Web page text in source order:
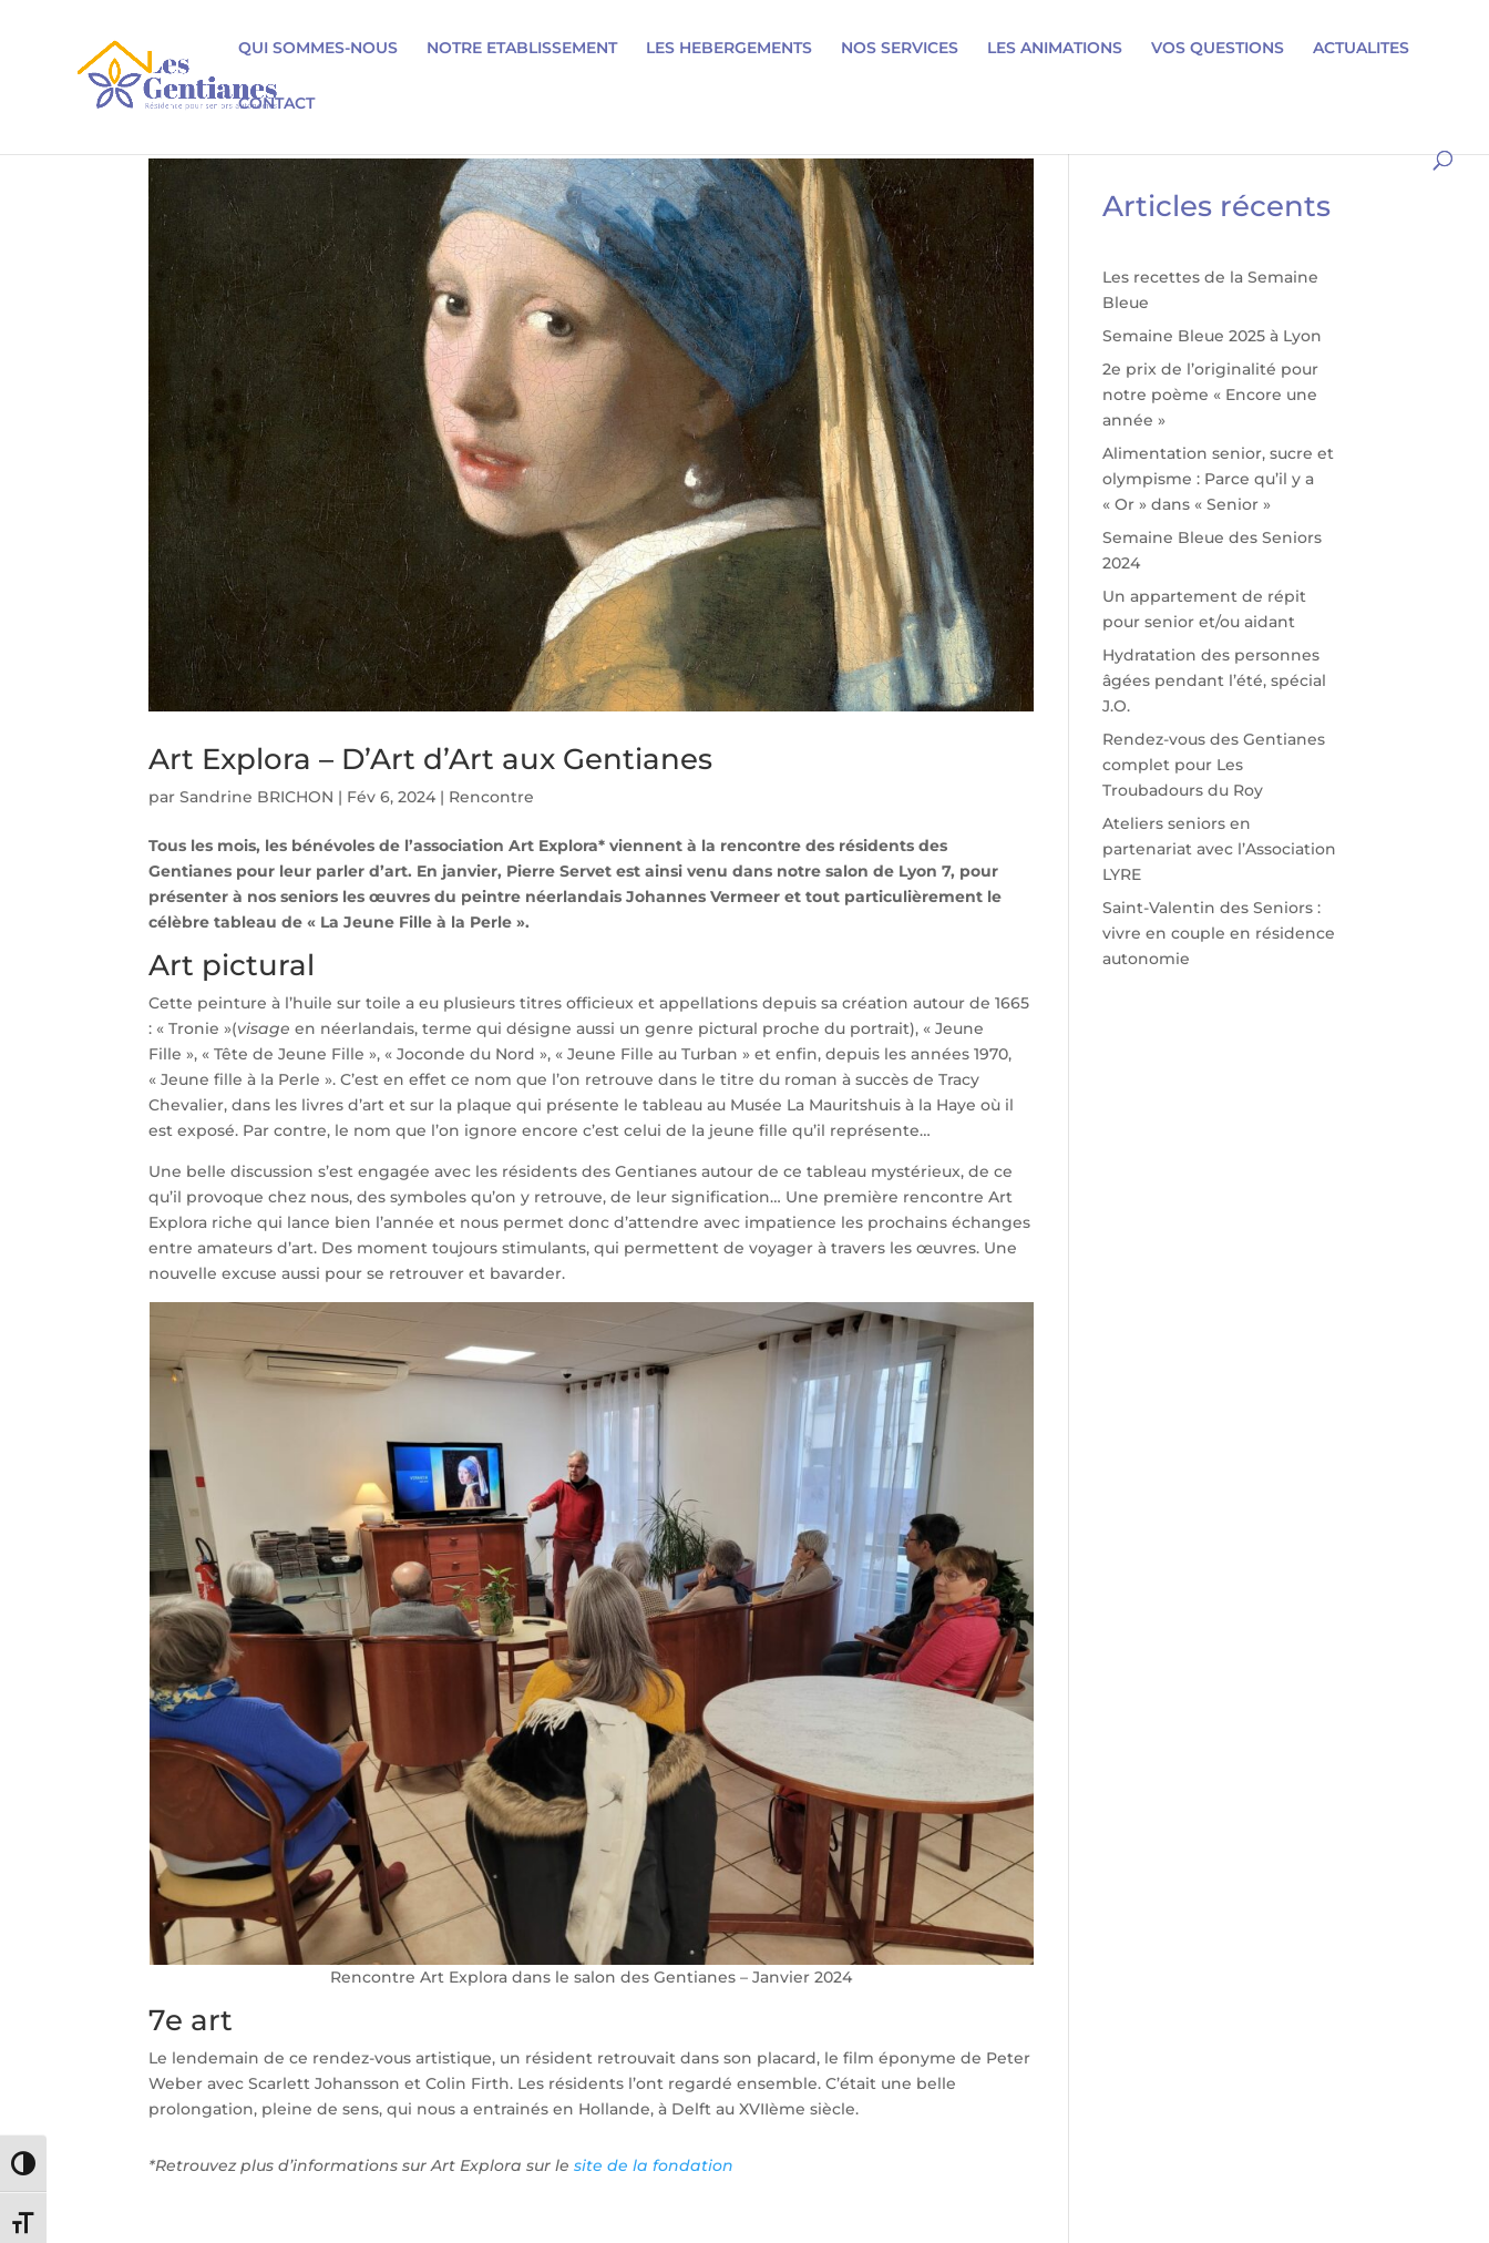
Passer en contraste élevé
Changer la taille de la police
QUI SOMMES-NOUS NOTRE ETABLISSEMENT LES HEBERGEMENTS NOS SERVICES LES ANIMATIONS VOS QUESTIONS ACTUALITES
CONTACT
Art Explora – D’Art d’Art aux Gentianes
parSandrine BRICHON | Fév 6, 2024 | Rencontre
Tous les mois, les bénévoles de l’association Art Explora* viennent à la rencontre des résidents des
Gentianes pour leur parler d’art. En janvier, Pierre Servet est ainsi venu dans notre salon de Lyon 7, pour
présenter à nos seniors les œuvres du peintre néerlandais Johannes Vermeer et tout particulièrement le
célèbre tableau de « La Jeune Fille à la Perle ».
Art pictural
Cette peinture à l’huile sur toile a eu plusieurs titres officieux et appellations depuis sa création autour de 1665
: « Tronie »(visage en néerlandais, terme qui désigne aussi un genre pictural proche du portrait), « Jeune
Fille », « Tête de Jeune Fille », « Joconde du Nord », « Jeune Fille au Turban » et enfin, depuis les années 1970,
« Jeune fille à la Perle ». C’est en effet ce nom que l’on retrouve dans le titre du roman à succès de Tracy
Chevalier, dans les livres d’art et sur la plaque qui présente le tableau au Musée La Mauritshuis à la Haye où il
est exposé. Par contre, le nom que l’on ignore encore c’est celui de la jeune fille qu’il représente…
Une belle discussion s’est engagée avec les résidents des Gentianes autour de ce tableau mystérieux, de ce
qu’il provoque chez nous, des symboles qu’on y retrouve, de leur signification… Une première rencontre Art
Explora riche qui lance bien l’année et nous permet donc d’attendre avec impatience les prochains échanges
entre amateurs d’art. Des moment toujours stimulants, qui permettent de voyager à travers les œuvres. Une
nouvelle excuse aussi pour se retrouver et bavarder.
Rencontre Art Explora dans le salon des Gentianes – Janvier 2024
7e art
Le lendemain de ce rendez-vous artistique, un résident retrouvait dans son placard, le film éponyme de Peter
Weber avec Scarlett Johansson et Colin Firth. Les résidents l’ont regardé ensemble. C’était une belle
prolongation, pleine de sens, qui nous a entrainés en Hollande, à Delft au XVIIème siècle.
*Retrouvez plus d’informations sur Art Explora sur lesite de la fondation
Articles récents
Les recettes de la Semaine
Bleue
Semaine Bleue 2025 à Lyon
2e prix de l’originalité pour
notre poème « Encore une
année »
Alimentation senior, sucre et
olympisme : Parce qu’il y a
« Or » dans « Senior »
Semaine Bleue des Seniors
2024
Un appartement de répit
pour senior et/ou aidant
Hydratation des personnes
âgées pendant l’été, spécial
J.O.
Rendez-vous des Gentianes
complet pour Les
Troubadours du Roy
Ateliers seniors en
partenariat avec l’Association
LYRE
Saint-Valentin des Seniors :
vivre en couple en résidence
autonomie